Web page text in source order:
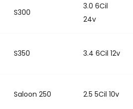
S300
3.0 6Cil
24v
S350 3.4 6Cil 12v
Saloon 250 2.5 5Cil 10v